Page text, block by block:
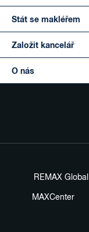
Stát se makléřem
Založit kancelář
O nás
REMAX Global
MAXCenter